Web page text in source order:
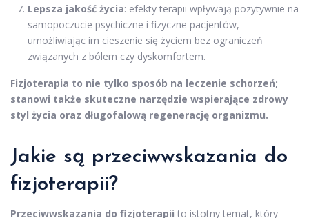
Lepsza jakość życia: efekty terapii wpływają pozytywnie na
samopoczucie psychiczne i fizyczne pacjentów,
umożliwiając im cieszenie się życiem bez ograniczeń
związanych z bólem czy dyskomfortem.
Fizjoterapia to nie tylko sposób na leczenie schorzeń;
stanowi także skuteczne narzędzie wspierające zdrowy
styl życia oraz długofalową regenerację organizmu.
Jakie są przeciwwskazania do
fizjoterapii?
Przeciwwskazania do fizjoterapii to istotny temat, który